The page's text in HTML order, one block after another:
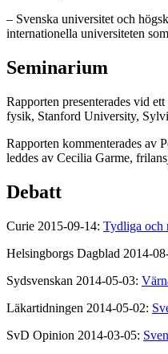
– Svenska universitet och
internationella universiteten
Seminarium
Rapporten presenterades vid
fysik, Stanford University,
Rapporten kommenterades av
leddes av Cecilia Garme,
Debatt
Curie 2015-09-14: Tydliga och
Helsingborgs Dagblad 2014-
Sydsvenskan 2014-05-03:
Läkartidningen 2014-05-02:
SvD Opinion 2014-03-05: